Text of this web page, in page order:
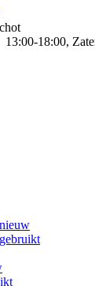
18:00,